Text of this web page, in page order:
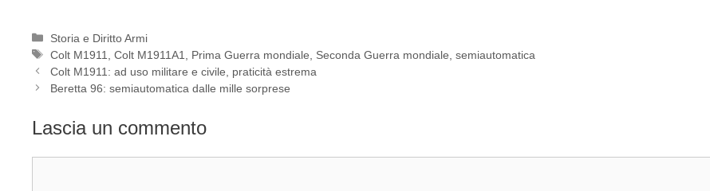
Categorie
Storia e Diritto Armi
Tag
Colt M1911 ,Colt M1911A1 Prima Guerra mondiale Seconda Guerra mondiale ,semiautomatica
Colt M1911: ad uso militare e civile, praticità estrema
Beretta 96: semiautomatica dalle mille sorprese
Lascia un commento